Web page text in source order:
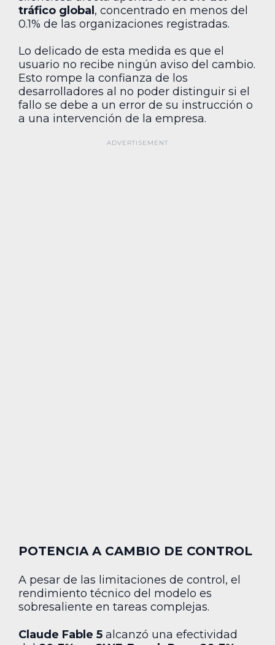
tráfico global , concentrado en menos del
0.1% de las organizaciones registradas.
Lo delicado de esta medida es que el
usuario no recibe ningún aviso del cambio.
Esto rompe la confianza de los
desarrolladores al no poder distinguir si el
fallo se debe a un error de su instrucción o
a una intervención de la empresa.
POTENCIA A CAMBIO DE CONTROL
A pesar de las limitaciones de control, el
rendimiento técnico del modelo es
sobresaliente en tareas complejas.
Claude Fable 5 alcanzó una efectividad